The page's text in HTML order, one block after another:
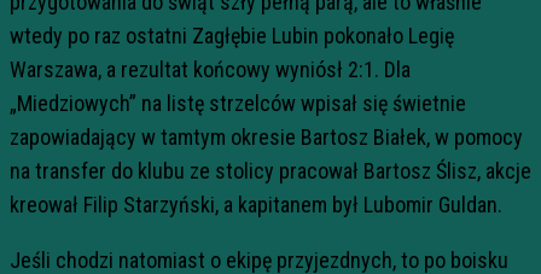
wtedy po raz ostatni Zagłębie Lubin pokonało Legię
Warszawa, a rezultat końcowy wyniósł 2:1. Dla
„Miedziowych” na listę strzelców wpisał się świetnie
zapowiadający w tamtym okresie Bartosz Białek, w pomocy
na transfer do klubu ze stolicy pracował Bartosz Ślisz, akcje
kreował Filip Starzyński, a kapitanem był Lubomir Guldan.
Jeśli chodzi natomiast o ekipę przyjezdnych, to po boisku